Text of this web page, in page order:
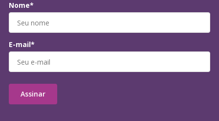
Nome*
E-mail*
Assinar